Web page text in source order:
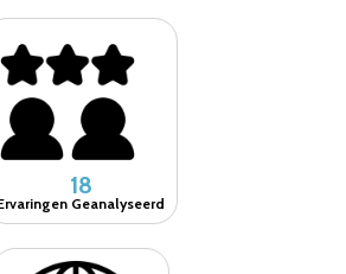
18
Geanalyseerd